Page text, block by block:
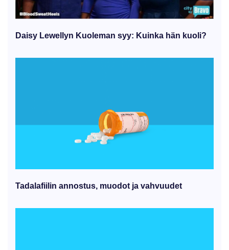
Daisy Lewellyn Kuoleman syy: Kuinka hän kuoli?
Tadalafiilin annostus, muodot ja vahvuudet